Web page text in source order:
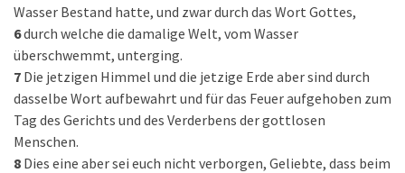
Wasser Bestand hatte, und zwar durch das Wort Gottes,
6durch welche die damalige Welt, vom Wasser
überschwemmt, unterging.
7 Die jetzigen Himmel und die jetzige Erde aber sind durch
dasselbe Wort aufbewahrt und für das Feuer aufgehoben zum
Tag des Gerichts und des Verderbens der gottlosen
Menschen.
8 Dies eine aber sei euch nicht verborgen, Geliebte, dass beim